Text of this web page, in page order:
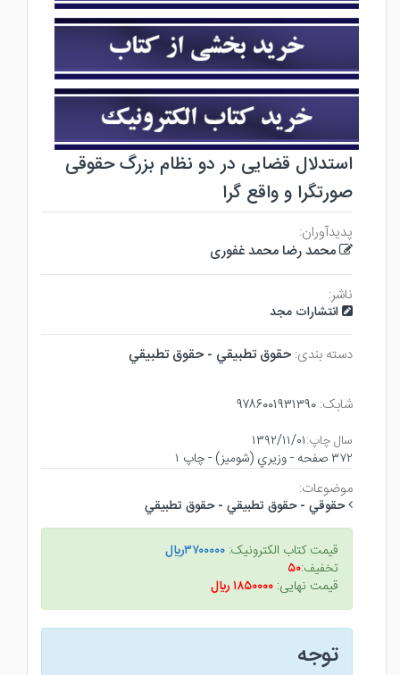
استدلال قضایی در دو نظام بزرگ حقوقی
صورتگرا و واقع گرا
پدیدآوران:
محمد رضا محمد غفوری
ناشر:
انتشارات مجد
دسته بندی: حقوق تطبيقي - حقوق تطبيقي
شابک: ۹۷۸۶۰۰۱۹۳۱۳۹۰
سال چاپ:۱۳۹۲/۱۱/۰۱
۳۷۲ صفحه - وزيري (شوميز) - چاپ ۱
موضوعات:
حقوقي - حقوق تطبيقي - حقوق تطبيقي
قیمت کتاب الکترونیک: ۳۷۰۰۰۰۰ريال
تخفیف:۵۰
قیمت نهایی: ۱۸۵۰۰۰۰ ريال
توجه